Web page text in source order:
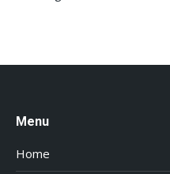
Menu
Home